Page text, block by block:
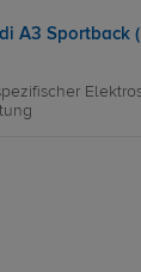
A3 Sportback